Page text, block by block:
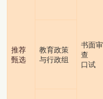
推荐
甄选
书面审
查
口试
教育政策
与行政组